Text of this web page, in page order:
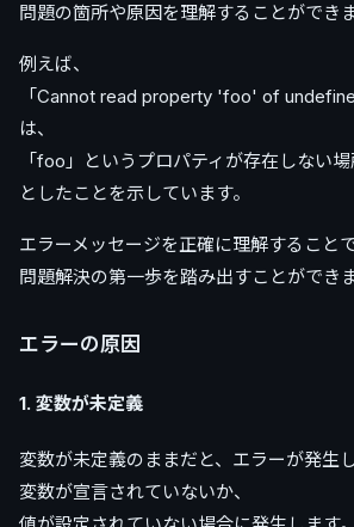
問題の箇所や原因を理解することができま
例えば、
「Cannot read property 'foo' of
は、
「foo」というプロパティが存在しない
としたことを示しています。
エラーメッセージを正確に理解することで
問題解決の第一歩を踏み出すことができま
エラーの原因
1. 変数が未定義
変数が未定義のままだと、エラーが発生し
変数が宣言されていないか、